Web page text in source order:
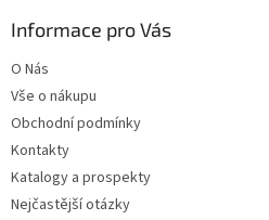
Informace pro Vás
O Nás
Vše o nákupu
Obchodní podmínky
Kontakty
Katalogy a prospekty
Nejčastější otázky